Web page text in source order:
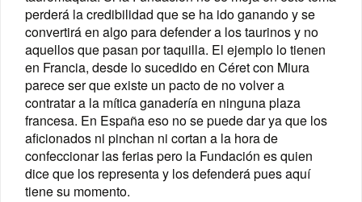
perderá la credibilidad que se ha ido ganando y se
convertirá en algo para defender a los taurinos y no
aquellos que pasan por taquilla. El ejemplo lo tienen
en Francia, desde lo sucedido en Céret con Miura
parece ser que existe un pacto de no volver a
contratar a la mítica ganadería en ninguna plaza
francesa. En España eso no se puede dar ya que los
aficionados ni pinchan ni cortan a la hora de
confeccionar las ferias pero la Fundación es quien
dice que los representa y los defenderá pues aquí
tiene su momento.